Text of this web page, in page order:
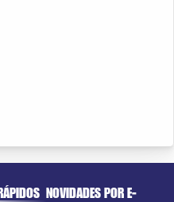
NOVIDADES POR E-